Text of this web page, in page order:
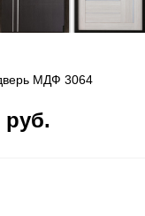
МДФ 3064
руб.